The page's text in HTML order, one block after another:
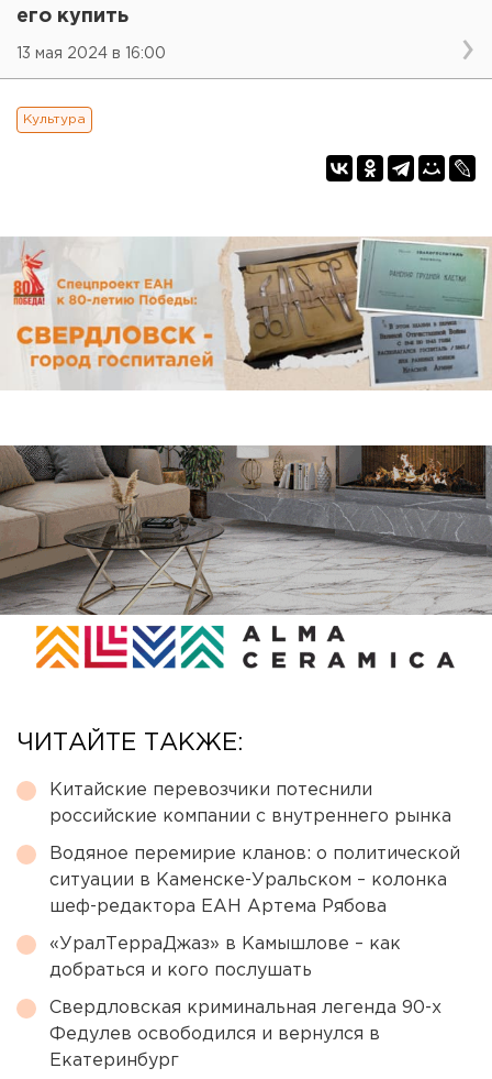
его купить
13 мая 2024 в 16:00
Культура
ЧИТАЙТЕ ТАКЖЕ:
Китайские перевозчики потеснили
российские компании с внутреннего рынка
Водяное перемирие кланов: о политической
ситуации в Каменске-Уральском – колонка
шеф-редактора ЕАН Артема Рябова
«УралТерраДжаз» в Камышлове – как
добраться и кого послушать
Свердловская криминальная легенда 90-х
Федулев освободился и вернулся в
Екатеринбург